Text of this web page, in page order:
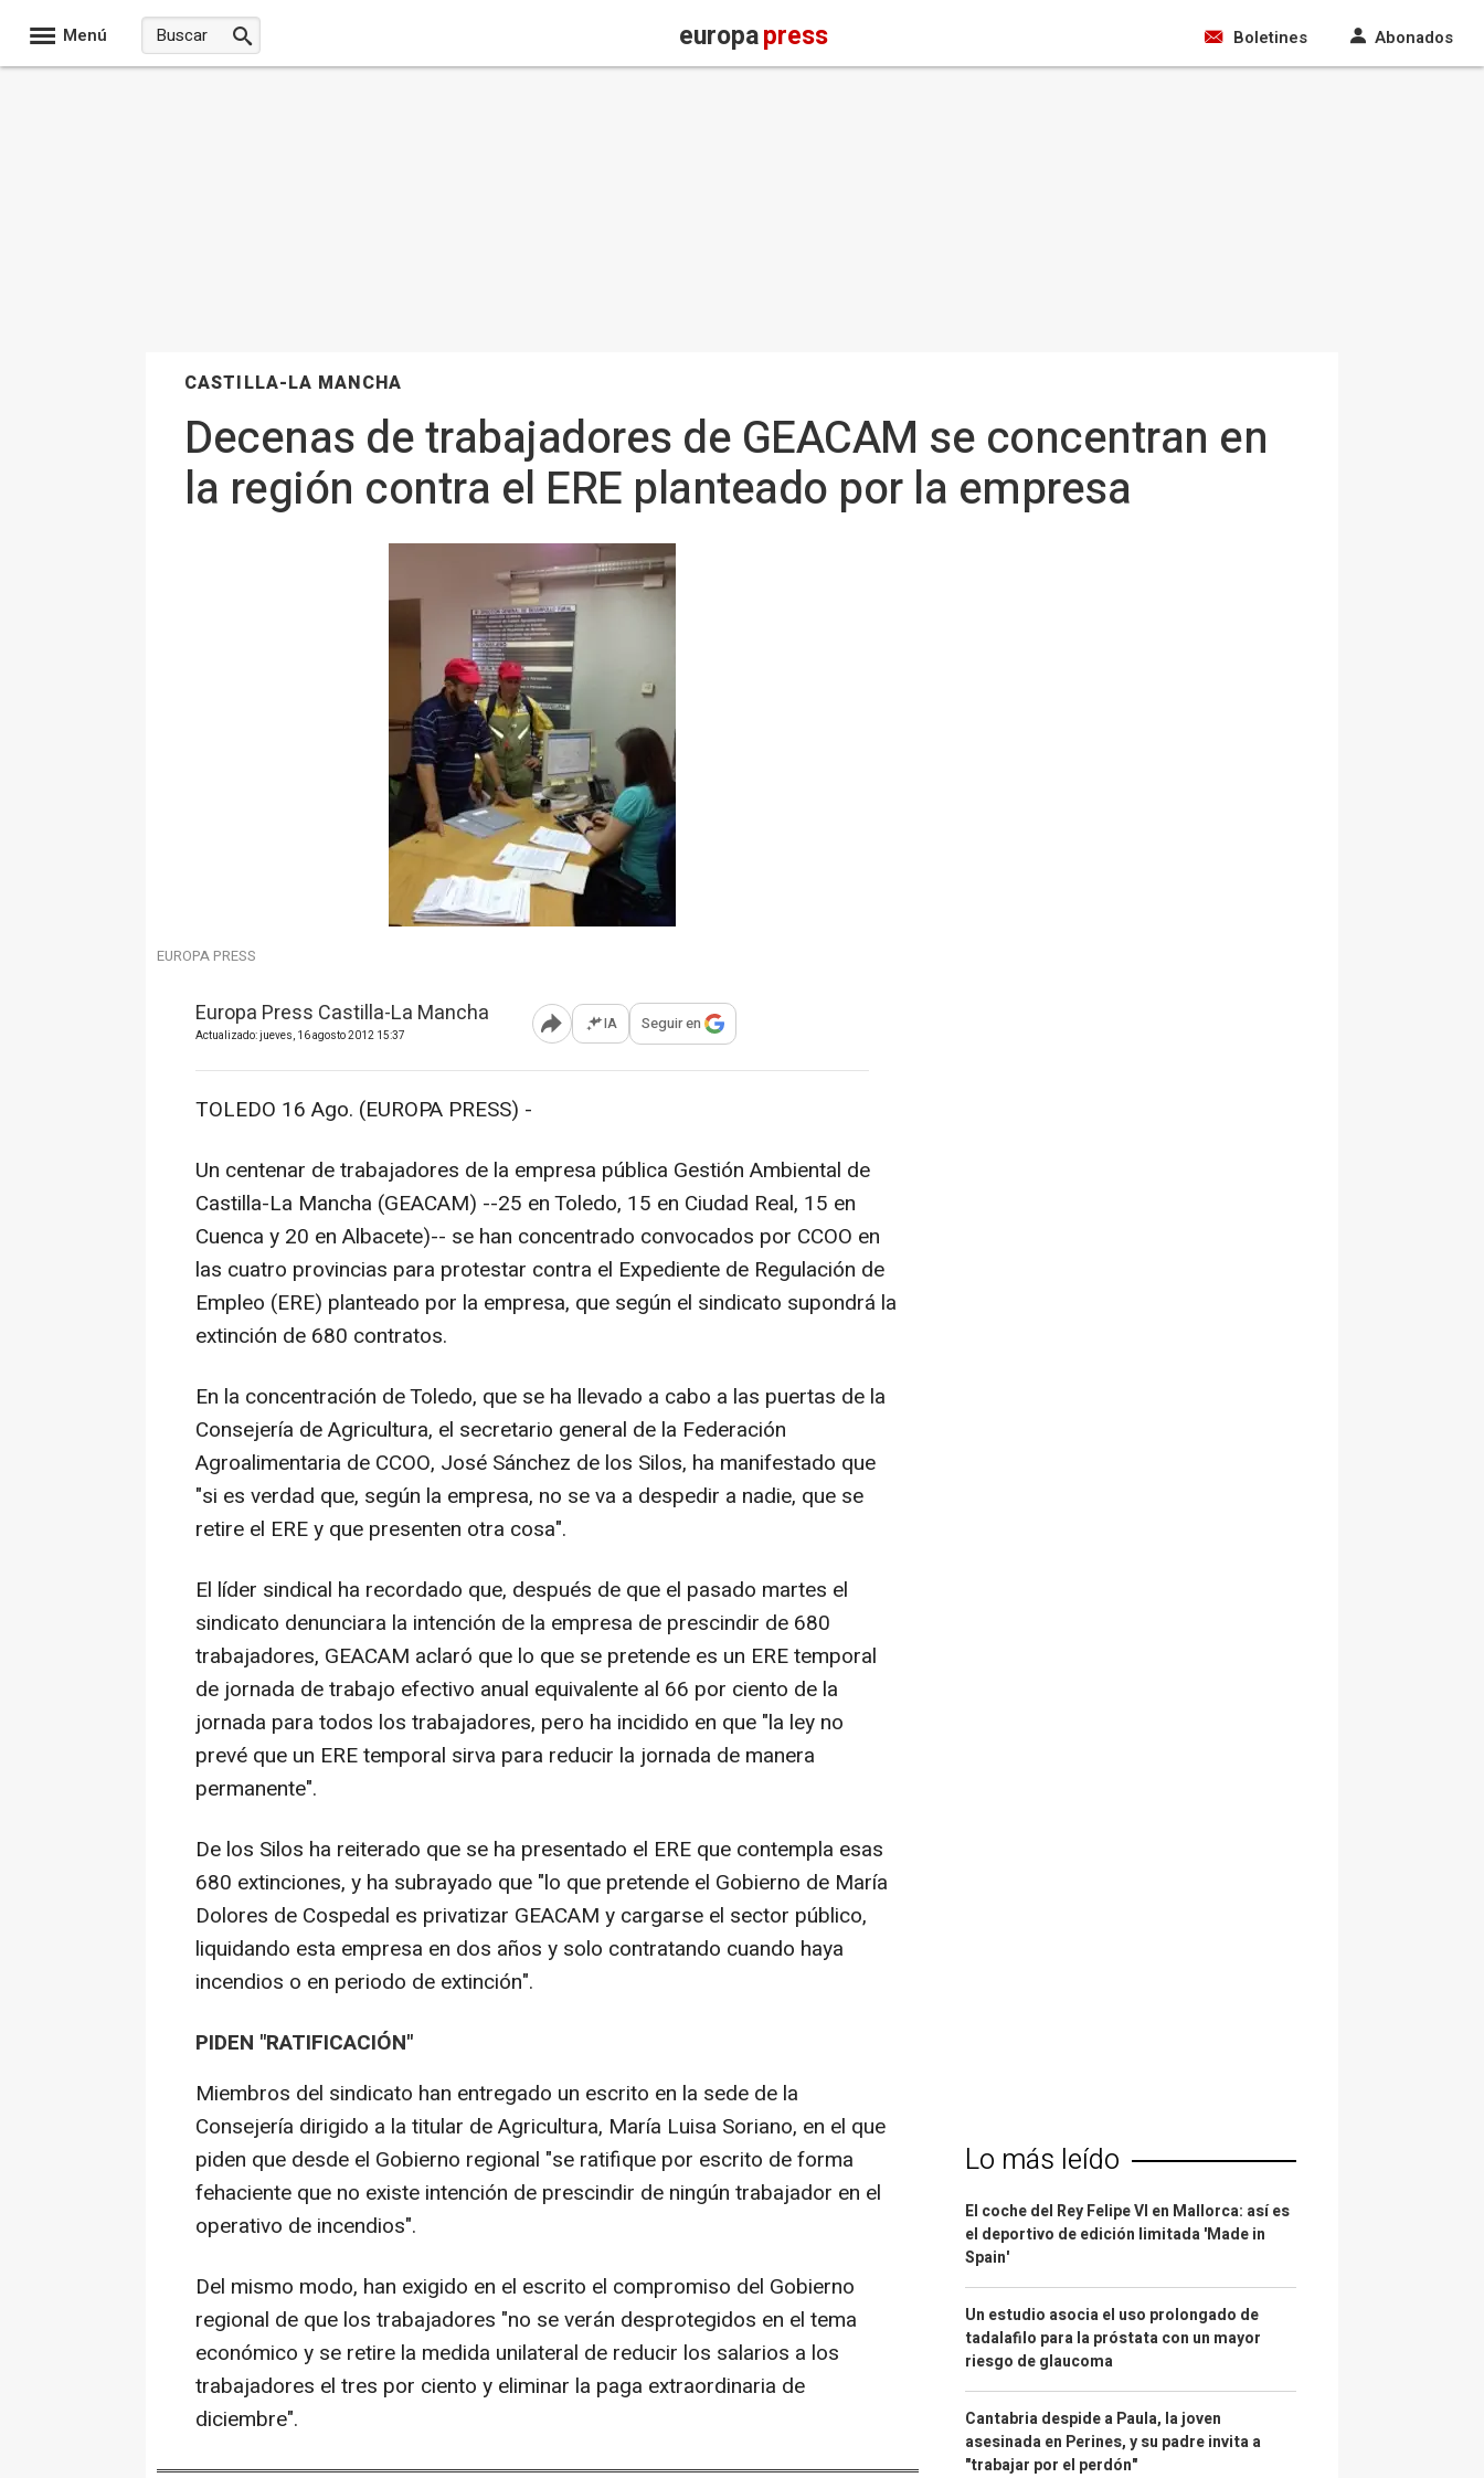
Menú europapress Boletines Abonados
CASTILLA-LA MANCHA
Decenas de trabajadores de GEACAM se concentran en
la región contra el ERE planteado por la empresa
EUROPA PRESS
Europa Press Castilla-La Mancha
Actualizado: jueves, 16 agosto 2012 15:37 Abrir opciones para compartir
IA Seguir en
TOLEDO 16 Ago. (EUROPA PRESS) -
Un centenar de trabajadores de la empresa pública Gestión Ambiental de
Castilla-La Mancha (GEACAM) --25 en Toledo, 15 en Ciudad Real, 15 en
Cuenca y 20 en Albacete)-- se han concentrado convocados por CCOO en
las cuatro provincias para protestar contra el Expediente de Regulación de
Empleo (ERE) planteado por la empresa, que según el sindicato supondrá la
extinción de 680 contratos.
En la concentración de Toledo, que se ha llevado a cabo a las puertas de la
Consejería de Agricultura, el secretario general de la Federación
Agroalimentaria de CCOO, José Sánchez de los Silos, ha manifestado que
"si es verdad que, según la empresa, no se va a despedir a nadie, que se
retire el ERE y que presenten otra cosa".
El líder sindical ha recordado que, después de que el pasado martes el
sindicato denunciara la intención de la empresa de prescindir de 680
trabajadores, GEACAM aclaró que lo que se pretende es un ERE temporal
de jornada de trabajo efectivo anual equivalente al 66 por ciento de la
jornada para todos los trabajadores, pero ha incidido en que "la ley no
prevé que un ERE temporal sirva para reducir la jornada de manera
permanente".
De los Silos ha reiterado que se ha presentado el ERE que contempla esas
680 extinciones, y ha subrayado que "lo que pretende el Gobierno de María
Dolores de Cospedal es privatizar GEACAM y cargarse el sector público,
liquidando esta empresa en dos años y solo contratando cuando haya
incendios o en periodo de extinción".
PIDEN "RATIFICACIÓN"
Miembros del sindicato han entregado un escrito en la sede de la
Consejería dirigido a la titular de Agricultura, María Luisa Soriano, en el que
piden que desde el Gobierno regional "se ratifique por escrito de forma
fehaciente que no existe intención de prescindir de ningún trabajador en el
operativo de incendios".
Del mismo modo, han exigido en el escrito el compromiso del Gobierno
regional de que los trabajadores "no se verán desprotegidos en el tema
económico y se retire la medida unilateral de reducir los salarios a los
trabajadores el tres por ciento y eliminar la paga extraordinaria de
diciembre".
Lo más leído
El coche del Rey Felipe VI en Mallorca: así es
el deportivo de edición limitada 'Made in
Spain'
Un estudio asocia el uso prolongado de
tadalafilo para la próstata con un mayor
riesgo de glaucoma
Cantabria despide a Paula, la joven
asesinada en Perines, y su padre invita a
"trabajar por el perdón"